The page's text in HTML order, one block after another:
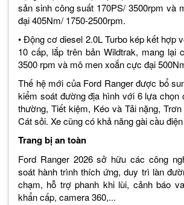
sản sinh công suất 170PS/ 3500rpm và
đại 405Nm/ 1750-2500rpm.
• Động cơ diesel 2.0L Turbo kép kết hợp
10 cấp, lắp trên bản Wildtrak, mang lại
3500 rpm và mô men xoắn cực đại
Thế hệ mới của Ford Ranger được bổ
kiểm soát đường địa hình với 6 lựa chọn
thường, Tiết kiệm, Kéo và Tải nặng,
Cát sỏi. Xe cũng có khả năng gài cầu
Trang bị an toàn
Ford Ranger 2026 sở hữu các công
soát hành trình thích ứng, duy trì làn
chạm, hỗ trợ phanh khi lùi, cảnh báo
khẩn cấp, camera 360,...